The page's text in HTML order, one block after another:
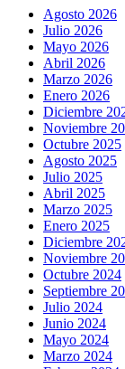
Agosto 2026
Julio 2026
Mayo 2026
Abril 2026
Marzo 2026
Enero 2026
Diciembre
Noviembre
Octubre 2025
Agosto 2025
Julio 2025
Abril 2025
Marzo 2025
Enero 2025
Diciembre
Noviembre
Octubre 2024
Septiembre
Julio 2024
Junio 2024
Mayo 2024
Marzo 2024